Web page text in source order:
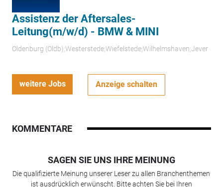
Assistenz der Aftersales-
Leitung(m/w/d) - BMW & MINI
Oldenburg (Oldb);Westerstede;Wiefelstede;Wilhelmshaven;Jever
weitere Jobs Anzeige schalten
KOMMENTARE
SAGEN SIE UNS IHRE MEINUNG
Die qualifizierte Meinung unserer Leser zu allen Branchenthemen
ist ausdrücklich erwünscht. Bitte achten Sie bei Ihren